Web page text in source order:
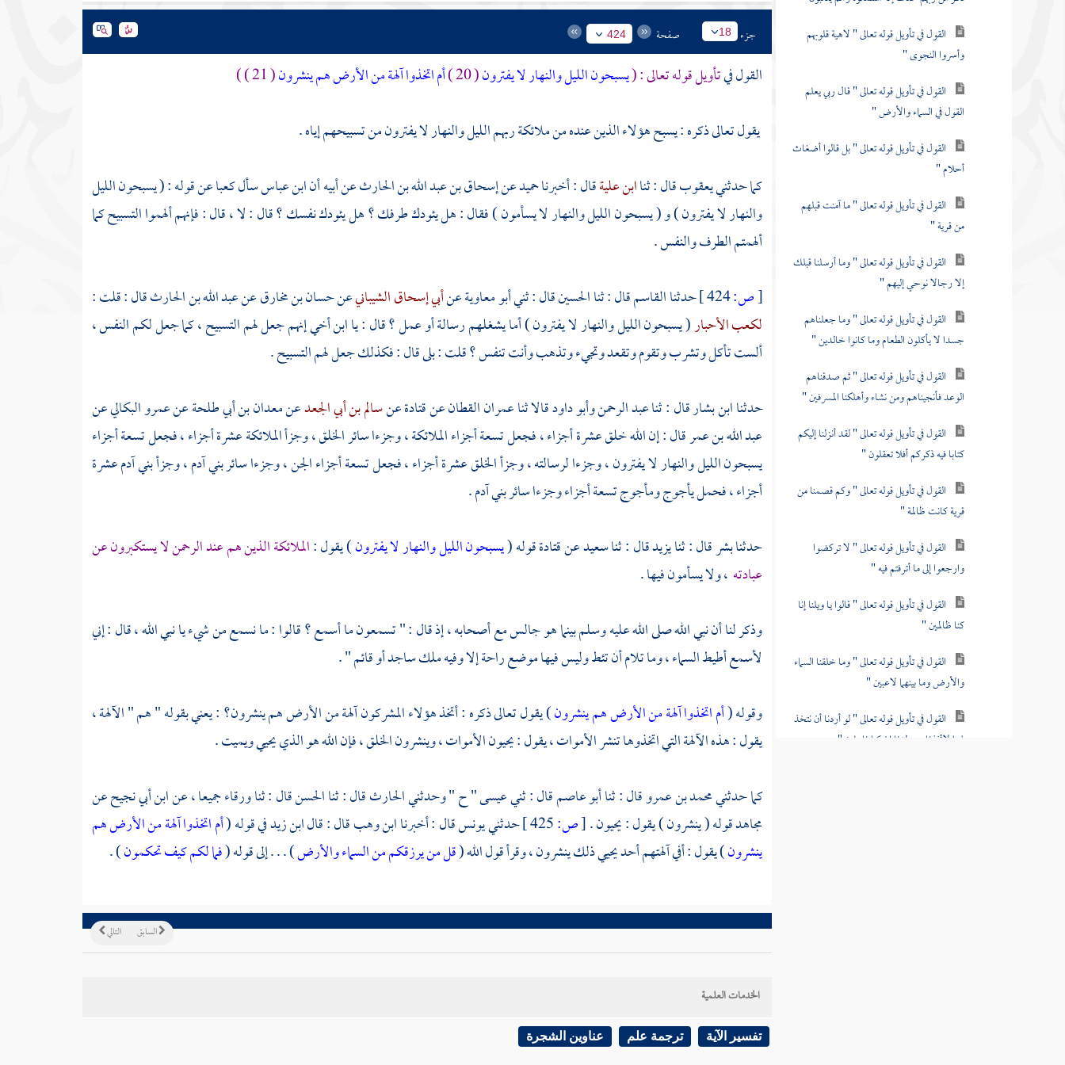
القول في تأويل قوله تعالى " لاهية قلوبهم
وأسروا النجوى "
القول في تأويل قوله تعالى " قال ربي يعلم
القول في السماء والأرض "
القول في تأويل قوله تعالى " بل قالوا أضغاث
أحلام "
القول في تأويل قوله تعالى " ما آمنت قبلهم
من قرية "
القول في تأويل قوله تعالى " وما أرسلنا قبلك
إلا رجالا نوحي إليهم "
القول في تأويل قوله تعالى " وما جعلناهم
جسدا لا يأكلون الطعام وما كانوا خالدين "
القول في تأويل قوله تعالى " ثم صدقناهم
الوعد فأنجيناهم ومن نشاء وأهلكنا المسرفين "
القول في تأويل قوله تعالى " لقد أنزلنا إليكم
كتابا فيه ذكركم أفلا تعقلون "
القول في تأويل قوله تعالى " وكم قصمنا من
قرية كانت ظالمة "
القول في تأويل قوله تعالى " لا تركضوا
وارجعوا إلى ما أترفتم فيه "
القول في تأويل قوله تعالى " قالوا يا ويلنا إنا
كنا ظالمين "
القول في تأويل قوله تعالى " وما خلقنا السماء
والأرض وما بينهما لاعبين "
القول في تأويل قوله تعالى " لو أردنا أن نتخذ
لهوا لاتخذناه من لدنا إن كنا فاعلين "
جزء 18 صفحة 424
القول فيتأويل قوله تعالى : (يسبحون الليل والنهار لا يفترون( 20 ) أم اتخذوا آلهة من الأرض هم ينشرون( 21 ) )
يقول تعالى ذكره : يسبح هؤلاء الذين عنده من ملائكة ربهم الليل والنهار لا يفترون من تسبيحهم إياه .
كما حدثنييعقوبقال : ثناابن عليةقال : أخبرناحميدعنإسحاق بن عبد الله بن الحارثعن أبيه أنابن عباسسألكعباعن قوله : ( يسبحون الليل
والنهار لا يفترون ) و ( يسبحون الليل والنهار لا يسأمون ) فقال : هل يئودك طرفك ؟ هل يئودك نفسك ؟ قال : لا ، قال : فإنهم ألهموا التسبيح كما
ألهمتم الطرف والنفس .
[ص: حدثناالقاسمقال : ثناالحسينقال : ثنيأبو معاويةعنأبي إسحاق الشيبانيعنحسان بن مخارقعنعبد الله بن الحارثقال : قلت :
لكعب الأحبار( يسبحون الليل والنهار لا يفترون ) أما يشغلهم رسالة أو عمل ؟ قال : يا ابن أخي إنهم جعل لهم التسبيح ، كما جعل لكم النفس ،
ألست تأكل وتشرب وتقوم وتقعد وتجيء وتذهب وأنت تنفس ؟ قلت : بلى قال : فكذلك جعل لهم التسبيح .
حدثناابن بشارقال : ثناعبد الرحمنوأبو داودقالا ثناعمران القطانعنقتادةعنسالم بن أبي الجعدعنمعدان بن أبي طلحةعنعمرو البكاليعن
عبد الله بن عمرقال : إن الله خلق عشرة أجزاء ، فجعل تسعة أجزاء الملائكة ، وجزءا سائر الخلق ، وجزأ الملائكة عشرة أجزاء ، فجعل تسعة أجزاء
يسبحون الليل والنهار لا يفترون ، وجزءا لرسالته ، وجزأ الخلق عشرة أجزاء ، فجعل تسعة أجزاء الجن ، وجزءا سائر بني آدم ، وجزأ بني آدم عشرة
أجزاء ، فحمل يأجوج ومأجوج تسعة أجزاء وجزءا سائر بني آدم .
حدثنابشرقال : ثنايزيدقال : ثناسعيدعنقتادةقوله (يسبحون الليل والنهار لا يفترون) يقول :الملائكة الذين هم عند الرحمن لا يستكبرون عن
عبادته ، ولا يسأمون فيها .
وذكر لنا أن نبي الله صلى الله عليه وسلم بينما هو جالس مع أصحابه ، إذ قال : " تسمعون ما أسمع ؟ قالوا : ما نسمع من شيء يا نبي الله ، قال : إني
لأسمع أطيط السماء ، وما تلام أن تئط وليس فيها موضع راحة إلا وفيه ملك ساجد أو قائم " .
وقوله (أم اتخذوا آلهة من الأرض هم ينشرون) يقول تعالى ذكره : أتخذ هؤلاء المشركون آلهة من الأرض هم ينشرون؟ : يعني بقوله " هم " الآلهة ،
يقول : هذه الآلهة التي اتخذوها تنشر الأموات ، يقول : يحيون الأموات ، وينشرون الخلق ، فإن الله هو الذي يحيي ويميت .
كما حدثنيمحمد بن عمروقال : ثناأبو عاصمقال : ثنيعيسى" ح " وحدثنيالحارثقال : ثناالحسنقال : ثناورقاءجميعا ، عنابن أبي نجيحعن
مجاهدقوله ( ينشرون ) يقول : يحيون .[ص: حدثنييونسقال : أخبرناابن وهبقال : قالابن زيدفي قوله (أم اتخذوا آلهة من الأرض هم
ينشرون) يقول : أفي آلهتهم أحد يحيي ذلك ينشرون ، وقرأ قول الله (قل من يرزقكم من السماء والأرض) . . . إلى قوله (فما لكم كيف تحكمون) .
التالي السابق
الخدمات العلمية
تفسير الآية ترجمة علم عناوين الشجرة